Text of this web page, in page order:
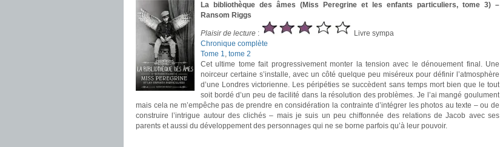
La bibliothèque des âmes (Miss Peregrine et les enfants particuliers, tome 3) –
Ransom Riggs
Plaisir de lecture :
Livre sympa
Chronique complète
Tome 1, tome 2
Cet ultime tome fait progressivement monter la tension avec le dénouement final. Une
noirceur certaine s’installe, avec un côté quelque peu miséreux pour définir l’atmosphère
d’une Londres victorienne. Les péripéties se succèdent sans temps mort bien que le tout
soit bordé d’un peu de facilité dans la résolution des problèmes. Je l’ai mangé goulument
mais cela ne m’empêche pas de prendre en considération la contrainte d’intégrer les photos au texte – ou de
construire l’intrigue autour des clichés – mais je suis un peu chiffonnée des relations de Jacob avec ses
parents et aussi du développement des personnages qui ne se borne parfois qu’à leur pouvoir.